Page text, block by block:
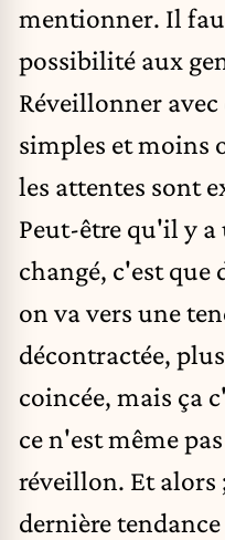
mentionner. Il
possibilité aux
Réveillonner avec
simples et moins
les attentes sont
Peut-être qu'il y a
changé, c'est que
on va vers une
décontractée,
coincée, mais ça
ce n'est même
réveillon. Et alors
dernière